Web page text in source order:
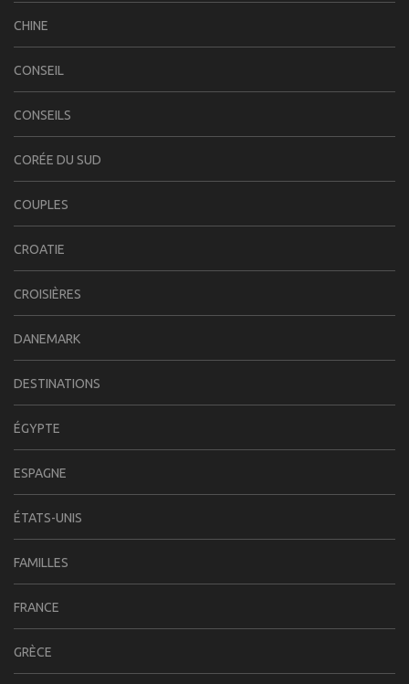
CHINE
CONSEIL
CONSEILS
CORÉE DU SUD
COUPLES
CROATIE
CROISIÈRES
DANEMARK
DESTINATIONS
ÉGYPTE
ESPAGNE
ÉTATS-UNIS
FAMILLES
FRANCE
GRÈCE